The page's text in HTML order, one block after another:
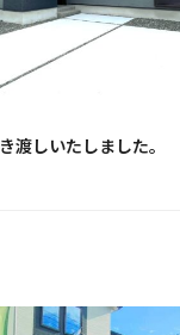
渡しいたしました